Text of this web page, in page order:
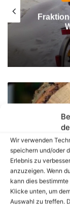
Wir verwenden
speichern und/oder
Erlebnis zu
anzuzeigen. Wenn
kann dies
Klicke unten, um
Auswahl zu treffen.
fordern
Winterdienstes
Füreinander